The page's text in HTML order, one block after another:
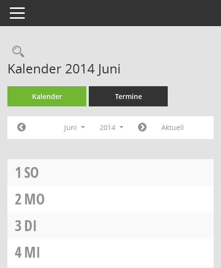
Toggle navigation
Rechercheauswahl
Kalender 2014 Juni
Kalender Termine
Juni 2014 Aktuell
1 SO
2MO
3DI
4MI